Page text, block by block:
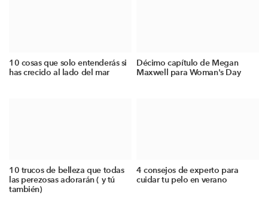
10 cosas que solo entenderás si
has crecido al lado del mar
Décimo capítulo de Megan
Maxwell para Woman's Day
10 trucos de belleza que todas
las perezosas adorarán ( y tú
también)
4 consejos de experto para
cuidar tu pelo en verano